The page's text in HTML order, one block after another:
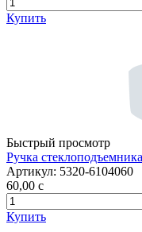
Купить
Быстрый просмотр
Ручка стеклоподъемника
Артикул: 5320-6104060
60,00 c
Купить